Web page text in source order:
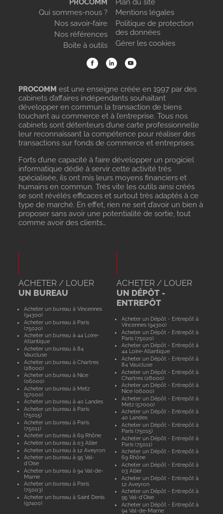
Qui sommes-nous ?
Nos savoir-faire
Nos références
Boite à outils
Mentions légales
Politique de protection
des données
Gérer les cookies
PROCOMM est une enseigne créée en 1997 par des
cabinets d’affaires indépendants souhaitant
développer en commun la transaction de biens
touchant au commerce et à l’entreprise. Tous nos
cabinets sont détenteurs d’une carte professionnelle
leur reconnaissant la compétence pour réaliser des
transactions sur fonds de commerce et entreprises.
Forts d’une capacité à faire développer un progiciel
informatique dédié à servir cette activité très
spécialisée, ils ont mis leurs moyens financiers et
humains en commun. Très vite les outils ainsi créés
se sont révélés efficaces et surtout très adaptés à ce
type de marché. En effet, rien ne sert d’avoir un bien à
proposer sans avoir une potentialité de sortie, tout
comme avoir des clients…
ACHETER / LOUER
UN BUREAU
Acheter un bureau à Vincennes
(94300)
Acheter un bureau à Paris
(75020)
Acheter un bureau à 44 Loire-
Atlantique
Acheter un bureau à 84
Vaucluse
Acheter un bureau à Chartres
(28000)
Acheter un bureau à Nice
(06000)
Acheter un bureau à Metz
(57000)
Acheter un bureau à 40 Landes
Acheter un bureau à Paris
(75015)
Acheter un bureau à Paris
(75011)
Acheter un bureau à 69 Rhône
Acheter un bureau à 03 Allier
Acheter un bureau à 12 Aveyron
Acheter un bureau à 95 Val-
d'Oise
Acheter un bureau à 94 Val-de-
Marne
Acheter un bureau à Paris
(75003)
Acheter un bureau à Saint Denis
(97400)
ACHETER / LOUER
UN DÉPÔT -
ENTREPÔT
Acheter un Dépôt - Entrepôt à
Vincennes (94300)
Acheter un Dépôt - Entrepôt à
Paris (75020)
Acheter un Dépôt - Entrepôt à
44 Loire-Atlantique
Acheter un Dépôt - Entrepôt à
84 Vaucluse
Acheter un Dépôt - Entrepôt à
Chartres (28000)
Acheter un Dépôt - Entrepôt à
Nice (06000)
Acheter un Dépôt - Entrepôt à
Metz (57000)
Acheter un Dépôt - Entrepôt à
40 Landes
Acheter un Dépôt - Entrepôt à
Paris (75015)
Acheter un Dépôt - Entrepôt à
Paris (75011)
Acheter un Dépôt - Entrepôt à
69 Rhône
Acheter un Dépôt - Entrepôt à
03 Allier
Acheter un Dépôt - Entrepôt à
12 Aveyron
Acheter un Dépôt - Entrepôt à
95 Val-d'Oise
Acheter un Dépôt - Entrepôt à
94 Val-de-Marne